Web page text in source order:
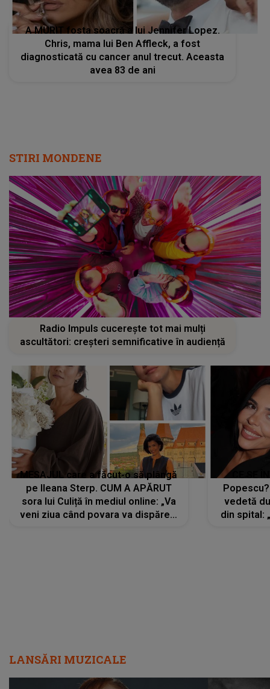
A MURIT fosta soacră a lui Jennifer Lopez.
Chris, mama lui Ben Affleck, a fost
diagnosticată cu cancer anul trecut. Aceasta
avea 83 de ani
STIRI MONDENE
Radio Impuls cucerește tot mai mulți
ascultători: creșteri semnificative în audiență
MESAJUL care a făcut-o să plângă
pe Ileana Sterp. CUM A APĂRUT
sora lui Culiță în mediul online: „Va
veni ziua când povara va dispărea,
vedetă
din spital:
LANSĂRI MUZICALE